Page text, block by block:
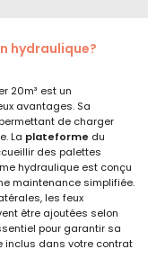
hydraulique?
20m³ est un
avantages. Sa
de charger
La plateforme du
des palettes
hydraulique est conçu
maintenance simplifiée.
les feux
être ajoutées selon
pour garantir sa
inclus dans votre contrat